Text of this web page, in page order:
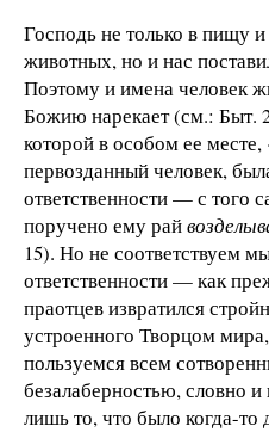
Господь не только в пищу
животных, но и нас
Поэтому и имена человек
Божию нарекает (см.: Быт.
которой в особом ее месте,
первозданный человек,
ответственности — с того
поручено ему рай
15). Но не соответствуем
ответственности — как
праотцев извратился
устроенного Творцом
пользуемся всем
безалаберностью, словно
лишь то, что было когда-